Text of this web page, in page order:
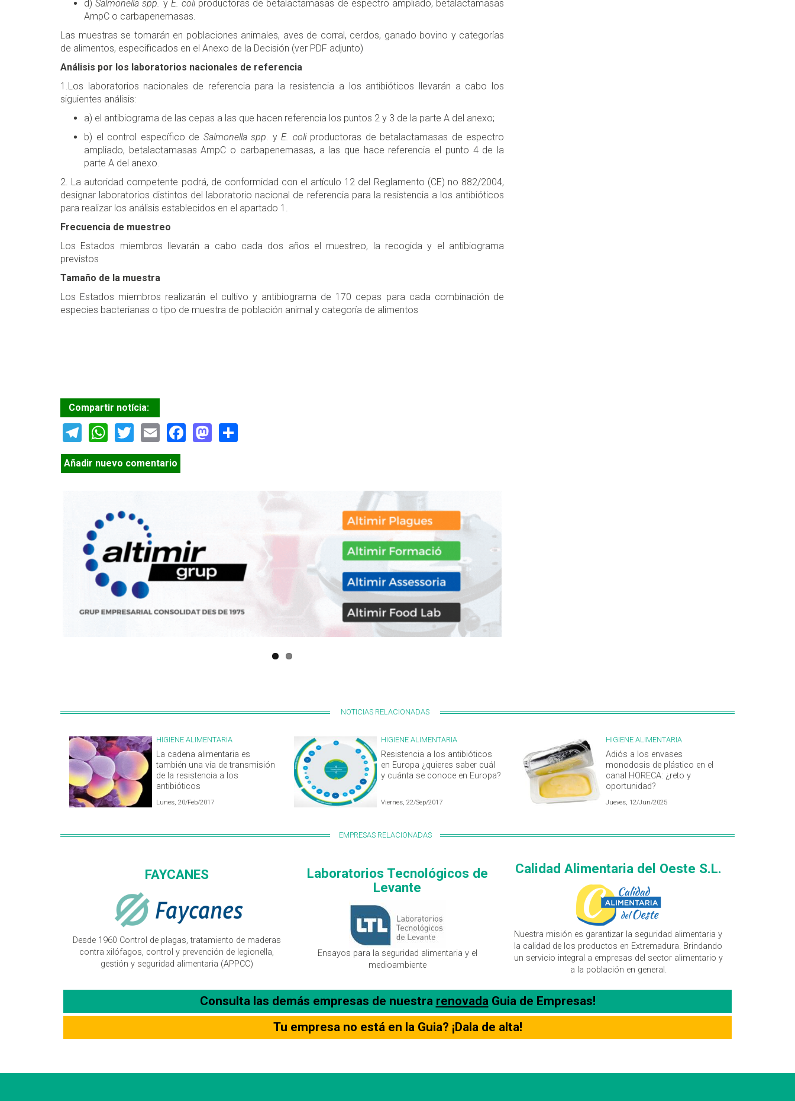
d)Salmonella spp. y E. coliproductoras de betalactamasas de espectro ampliado, betalactamasas
AmpC o carbapenemasas.
Las muestras se tomarán en poblaciones animales, aves de corral, cerdos, ganado bovino y categorías
de alimentos, especificados en el Anexo de la Decisión (ver PDF adjunto)
Análisis por los laboratorios nacionales de referencia
1.Los laboratorios nacionales de referencia para la resistencia a los antibióticos llevarán a cabo los
siguientes análisis:
a) el antibiograma de las cepas a las que hacen referencia los puntos 2 y 3 de la parte A del anexo;
b) el control específico de Salmonella spp. y E. coliproductoras de betalactamasas de espectro
ampliado, betalactamasas AmpC o carbapenemasas, a las que hace referencia el punto 4 de la
parte A del anexo.
2. La autoridad competente podrá, de conformidad con el artículo 12 del Reglamento (CE) no 882/2004,
designar labora­torios distintos del laboratorio nacional de referencia para la resistencia a los antibióticos
para realizar los análisis estableci­dos en el apartado 1.
Frecuencia de muestreo
Los Estados miembros llevarán a cabo cada dos años el muestreo, la recogida y el antibiograma
previstos
Tamaño de la muestra
Los Estados miembros realizarán el cultivo y antibiograma de 170 cepas para cada combinación de
especies bacterianas o tipo de muestra de población animal y categoría de alimentos
Compartir notícia:
Telegram
WhatsApp
TwitterEmailFacebook
Mastodon
Añadir nuevo comentario
NOTICIAS RELACIONADAS
HIGIENE ALIMENTARIA
La cadena alimentaria es
también una vía de transmisión
de la resistencia a los
antibióticos
Lunes, 20/Feb/2017
HIGIENE ALIMENTARIA
Resistencia a los antibióticos
en Europa ¿quieres saber cuál
y cuánta se conoce en Europa?
Viernes, 22/Sep/2017
HIGIENE ALIMENTARIA
Adiós a los envases
monodosis de plástico en el
canal HORECA: ¿reto y
oportunidad?
Jueves, 12/Jun/2025
EMPRESAS RELACIONADAS
FAYCANES
Desde 1960 Control de plagas, tratamiento de maderas
contra xilófagos, control y prevención de legionella,
gestión y seguridad alimentaria (APPCC)
Laboratorios Tecnológicos de
Levante
Ensayos para la seguridad alimentaria y el
medioambiente
Calidad Alimentaria del Oeste S.L.
Nuestra misión es garantizar la seguridad alimentaria y
la calidad de los productos en Extremadura. Brindando
un servicio integral a empresas del sector alimentario y
a la población en general.
Consulta las demás empresas de nuestra renovadaGuia de Empresas!
Tu empresa no está en la Guia? ¡Dala de alta!